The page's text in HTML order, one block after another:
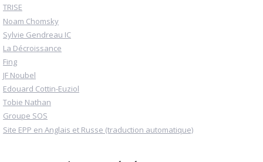
TRISE
Noam Chomsky
Sylvie Gendreau IC
La Décroissance
Fing
JF Noubel
Edouard Cottin-Euziol
Tobie Nathan
Groupe SOS
Site EPP en Anglais et Russe (traduction automatique)